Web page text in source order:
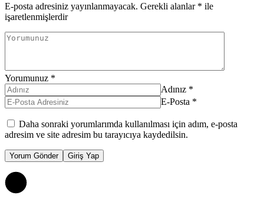
E-posta adresiniz yayınlanmayacak. Gerekli alanlar * ile
işaretlenmişlerdir
Yorumunuz *
Adınız *
E-Posta *
Daha sonraki yorumlarımda kullanılması için adım, e-posta
adresim ve site adresim bu tarayıcıya kaydedilsin.
Yorum Gönder Giriş Yap